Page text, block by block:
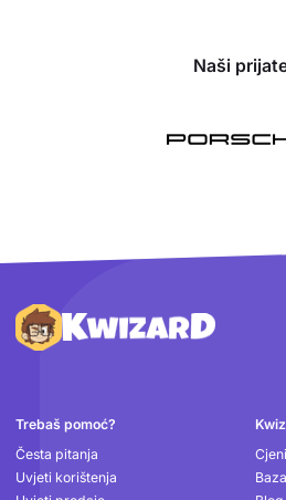
Naši
Podnožje
Trebaš pomoć?
Česta pitanja
Uvjeti korištenja